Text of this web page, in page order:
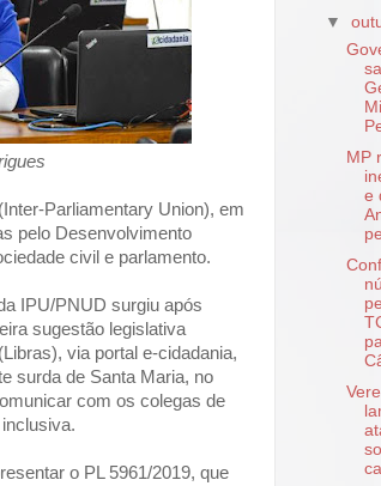
Parliamentary Union), em
pelo Desenvolvimento
civil e parlamento.
IPU/PNUD surgiu após
sugestão legislativa
via portal e-cidadania,
surda de Santa Maria, no
com os colegas de
o PL 5961/2019, que
▼
MP
e